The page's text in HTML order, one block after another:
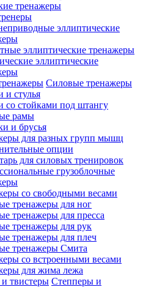
тренажеры
эллиптические
эллиптические тренажеры
эллиптические
Силовые тренажеры
и стулья
со стойками под штангу
рамы
и брусья
для разных групп мышц
опции
для силовых тренировок
грузоблочные
со свободными весами
тренажеры для ног
тренажеры для пресса
тренажеры для рук
тренажеры для плеч
тренажеры Смита
со встроенными весами
для жима лежа
Степперы и